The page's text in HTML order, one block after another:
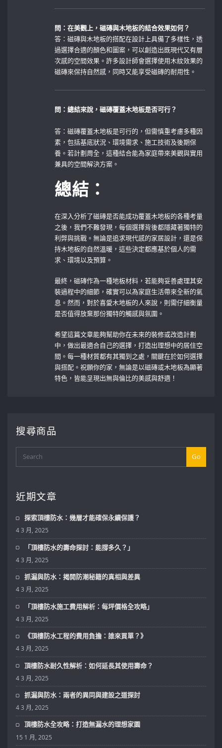
問：在美觀上，磁磚與木地板的結合效果如何？
答：磁磚與木地板的搭配在設計上具備了多樣性，透
過選擇合適的顏色和圖案，可以創造出既現代又有層
次感的空間效果。許多設計師會選擇使用木紋效果的
磁磚來保持自然感，同時又能享受磁磚的耐用性。
問：總結來說，磁磚覆蓋木地板是否可行？
答：磁磚覆蓋木地板是可行的，但需慎重考慮多種因
素，包括基底狀況、環境需求、施工技術及後期保
養。若計劃周全，這種結合能為家庭帶來美觀與實用
兼具的空間解決方案。
總結：
在深入分析了磁磚是否能成功覆蓋木地板的各種考量
之後，我們不難發現，每個選擇背後都隱藏著獨特的
利弊與挑戰。無論是追求現代感的家居設計，還是保
持木地板的自然溫暖，這些決定都應基於個人的需
求、環境以及預算。
最終，磁磚作為一種地板材料，若能夠妥善處理其安
裝過程中的細節，確實可以為家庭生活帶來全新的氣
息。然而，對於喜愛木地板的人來說，則需仔細衡量
是否值得放棄那份獨特的觸感與氛圍。
希望這篇文章能夠幫助你在未來的裝修或改造計劃
中，做出最適合自己的選擇，打造出理想中的居住空
間。每一種材質都有其獨到之處，關鍵在於如何選擇
與搭配。祝願你的家，無論是以磁磚或木地板為顯著
特色，皆能呈現出無與倫比的美感與舒適！
搜尋商品
Go
近期文章
探索頂樓防水：幾層才能確保永續保護？
4 3 月, 2025
「頂樓防水的壽命探討：能撐多久？」
4 3 月, 2025
抓漏與防水：揭開防潮秘籍的真相與差異
4 3 月, 2025
「頂樓防水施工費用解析：每坪價格全攻略」
4 3 月, 2025
《頂樓防水工程的費用負擔：誰來買單？》
4 3 月, 2025
頂樓防水耐久性解析：如何延長其使用壽命？
4 3 月, 2025
抓漏與防水：兩者的異同與建設之道探討
4 3 月, 2025
頂樓防水全攻略：打造無漏水的理想家園
15 1 月, 2025